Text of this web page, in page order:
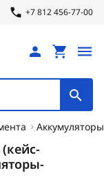
+7 812 456-77-00